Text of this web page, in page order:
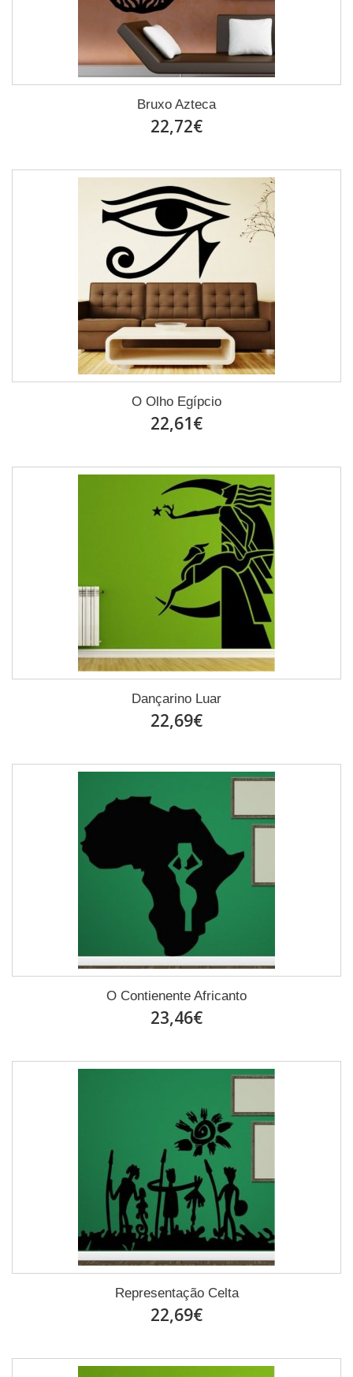
Bruxo Azteca
22,72€
O Olho Egípcio
22,61€
Dançarino Luar
22,69€
O Contienente Africanto
23,46€
Representação Celta
22,69€